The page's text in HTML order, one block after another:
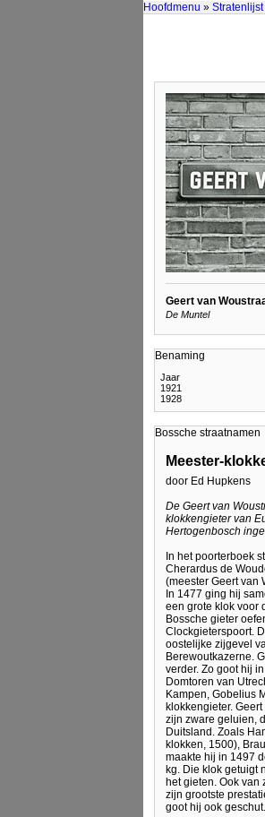
Hoofdmenu » Stratenlijst
Geert van
De Muntel
Benaming
Jaar
1921
1928
Bossche straatnamen
Meester-
door Ed Hupkens
De Geert van
klokkengieter van
Hertogenbosch
In het poorterboek
Cherardus de
(meester Geert van
In 1477 ging hij
een grote klok voor
Bossche gieter
Clockgieterspoort.
oostelijke zijgevel
Berewoutkazerne.
verder. Zo goot hij
Domtoren van
Kampen, Gobelius
klokkengieter.
zijn zware geluien,
Duitsland. Zoals
klokken, 1500),
maakte hij in 1497
kg. Die klok getuigt
het gieten. Ook
zijn grootste
goot hij ook